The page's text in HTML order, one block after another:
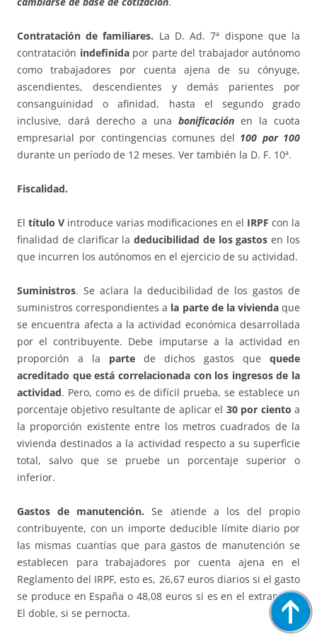
Contratación de familiares. La D. Ad. 7ª dispone que la
contratación indefinidapor parte del trabajador autónomo
como trabajadores por cuenta ajena de su cónyuge,
ascendientes, descendientes y demás parientes por
consanguinidad o afinidad, hasta el segundo grado
inclusive, dará derecho a una bonificación en la cuota
empresarial por contingencias comunes del 100 por 100
durante un período de 12 meses. Ver también la D. F. 10ª.
Fiscalidad.
El título V introduce varias modificaciones en el IRPF con la
finalidad de clarificar ladeducibilidad de los gastos en los
que incurren los autónomos en el ejercicio de su actividad.
Suministros. Se aclara la deducibilidad de los gastos de
suministros correspondientes a la parte de la viviendaque
se encuentra afecta a la actividad económica desarrollada
por el contribuyente. Debe imputarse a la actividad en
proporción a la parte de dichos gastos que quede
acreditado que está correlacionada con los ingresos de la
actividad. Pero, como es de difícil prueba, se establece un
porcentaje objetivo resultante de aplicar el 30 por ciento a
la proporción existente entre los metros cuadrados de la
vivienda destinados a la actividad respecto a su superficie
total, salvo que se pruebe un porcentaje superior o
inferior.
Gastos de manutención.Se atiende a los del propio
contribuyente, con un importe deducible límite diario por
las mismas cuantías que para gastos de manutención se
establecen para trabajadores por cuenta ajena en el
Reglamento del IRPF, esto es, 26,67 euros diarios si el gasto
se produce en España o 48,08 euros si es en el extranjero.
El doble, si se pernocta.